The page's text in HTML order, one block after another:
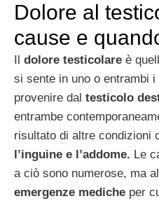
Dolore al
cause e
dolore testicolare è
si sente in uno o entrambi i
provenire dal testicolo
entrambe
risultato di altre condizioni
l’inguine e l’addome. Le
a ciò sono numerose, ma
emergenze mediche per